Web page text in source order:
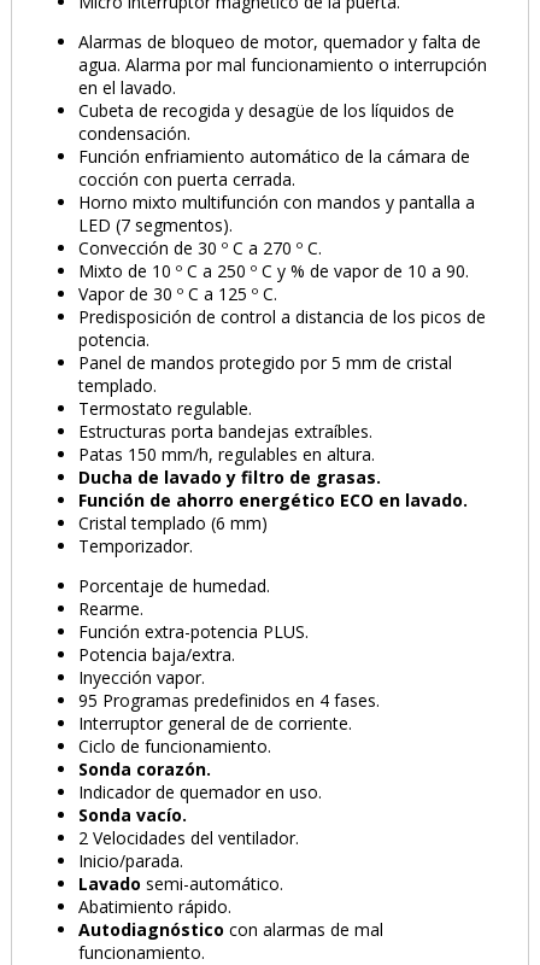
TE PUEDE INTERESAR
Parrilla para 8 Pollos
GN 1/1
Medidas 53 x 32,5 cm
62,46 €
GN 1/1
Alarmas de bloqueo de motor, quemador y falta de
agua. Alarma por mal funcionamiento o interrupción
en el lavado.
Cubeta de recogida y desagüe de los líquidos de
condensación.
Función enfriamiento automático de la cámara de
cocción con puerta cerrada.
Horno mixto multifunción con mandos y pantalla a
LED (7 segmentos).
Convección de 30 º C a 270 º C.
Mixto de 10 º C a 250 º C y % de vapor de 10 a 90.
Vapor de 30 º C a 125 º C.
Predisposición de control a distancia de los picos de
potencia.
Panel de mandos protegido por 5 mm de cristal
templado.
Termostato regulable.
Estructuras porta bandejas extraíbles.
Patas 150 mm/h, regulables en altura.
Ducha de lavado y filtro de grasas.
Función de ahorro energético ECO en lavado.
Cristal templado (6 mm)
Temporizador.
Porcentaje de humedad.
Rearme.
Función extra-potencia PLUS.
Potencia baja/extra.
Inyección vapor.
95 Programas predefinidos en 4 fases.
Interruptor general de de corriente.
Ciclo de funcionamiento.
Sonda corazón.
Indicador de quemador en uso.
Sonda vacío.
2 Velocidades del ventilador.
Inicio/parada.
Lavado semi-automático.
Abatimiento rápido.
Autodiagnóstico con alarmas de mal
funcionamiento.